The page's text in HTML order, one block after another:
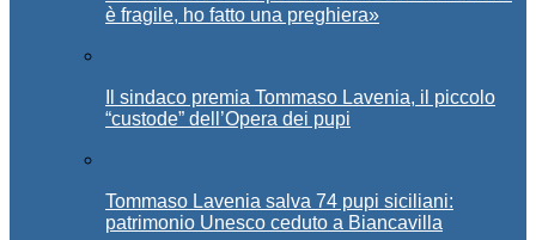
è fragile, ho fatto una preghiera»
Il sindaco premia Tommaso Lavenia, il piccolo
“custode” dell’Opera dei pupi
Tommaso Lavenia salva 74 pupi siciliani:
patrimonio Unesco ceduto a Biancavilla